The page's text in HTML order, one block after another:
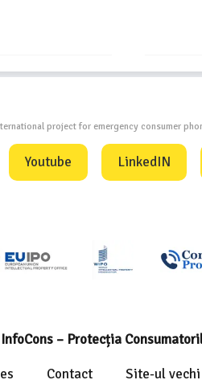
project for emergency consumer
Youtube LinkedIN
– Protecția
Contact Site-ul vechi